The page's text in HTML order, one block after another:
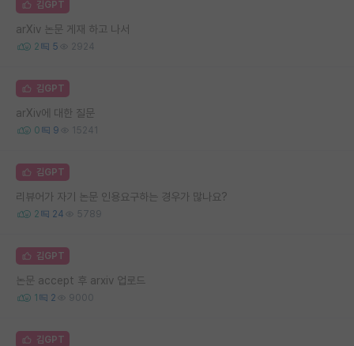
김GPT
arXiv 논문 게재 하고 나서
2 5 2924
김GPT
arXiv에 대한 질문
0 9 15241
김GPT
리뷰어가 자기 논문 인용요구하는 경우가 많나요?
2 24 5789
김GPT
논문 accept 후 arxiv 업로드
1 2 9000
김GPT